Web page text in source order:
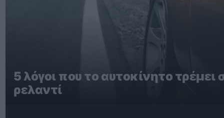
5 λόγοι που το αυτοκίνητο τρέμει
ρελαντί